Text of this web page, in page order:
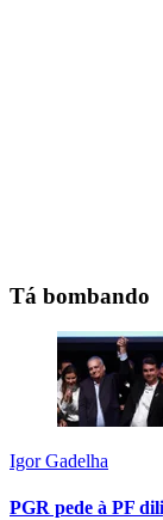
Tá bombando
Igor Gadelha
PGR pede à PF